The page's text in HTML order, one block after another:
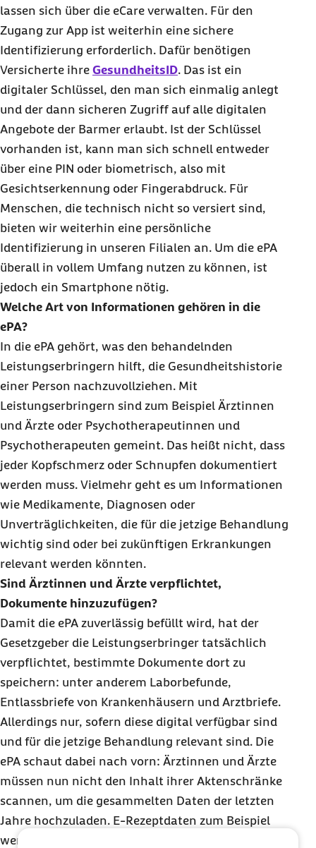
lassen sich über die eCare verwalten. Für den
Zugang zur App ist weiterhin eine sichere
Identifizierung erforderlich. Dafür benötigen
Versicherte ihre GesundheitsID. Das ist ein
digitaler Schlüssel, den man sich einmalig anlegt
und der dann sicheren Zugriff auf alle digitalen
Angebote der Barmer erlaubt. Ist der Schlüssel
vorhanden ist, kann man sich schnell entweder
über eine PIN oder biometrisch, also mit
Gesichtserkennung oder Fingerabdruck. Für
Menschen, die technisch nicht so versiert sind,
bieten wir weiterhin eine persönliche
Identifizierung in unseren Filialen an. Um die ePA
überall in vollem Umfang nutzen zu können, ist
jedoch ein Smartphone nötig.
Welche Art von Informationen gehören in die
ePA?
In die ePA gehört, was den behandelnden
Leistungserbringern hilft, die Gesundheitshistorie
einer Person nachzuvollziehen. Mit
Leistungserbringern sind zum Beispiel Ärztinnen
und Ärzte oder Psychotherapeutinnen und
Psychotherapeuten gemeint. Das heißt nicht, dass
jeder Kopfschmerz oder Schnupfen dokumentiert
werden muss. Vielmehr geht es um Informationen
wie Medikamente, Diagnosen oder
Unverträglichkeiten, die für die jetzige Behandlung
wichtig sind oder bei zukünftigen Erkrankungen
relevant werden könnten.
Sind Ärztinnen und Ärzte verpflichtet,
Dokumente hinzuzufügen?
Damit die ePA zuverlässig befüllt wird, hat der
Gesetzgeber die Leistungserbringer tatsächlich
verpflichtet, bestimmte Dokumente dort zu
speichern: unter anderem Laborbefunde,
Entlassbriefe von Krankenhäusern und Arztbriefe.
Allerdings nur, sofern diese digital verfügbar sind
und für die jetzige Behandlung relevant sind. Die
ePA schaut dabei nach vorn: Ärztinnen und Ärzte
müssen nun nicht den Inhalt ihrer Aktenschränke
scannen, um die gesammelten Daten der letzten
Jahre hochzuladen. E-Rezeptdaten zum Beispiel
werden nun automatisch in die persönliche